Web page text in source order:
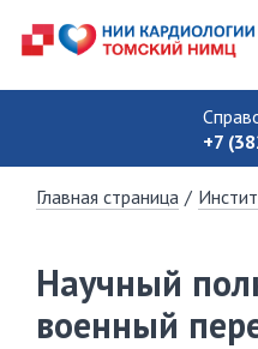
+7
Главная страница /
Научный
военный